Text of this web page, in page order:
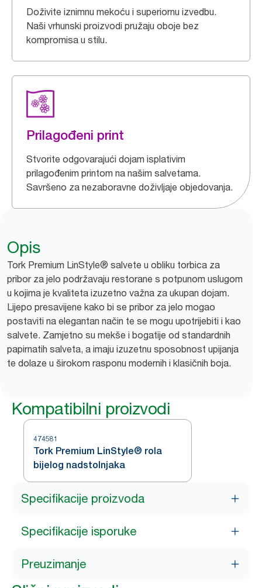
Doživite iznimnu mekoću i superiornu izvedbu.
Naši vrhunski proizvodi pružaju oboje bez
kompromisa u stilu.
Prilagođeni print
Stvorite odgovarajući dojam isplativim
prilagođenim printom na našim salvetama.
Savršeno za nezaboravne doživljaje objedovanja.
Opis
Tork Premium LinStyle® salvete u obliku torbica za
pribor za jelo podržavaju restorane s potpunom uslugom
u kojima je kvaliteta izuzetno važna za ukupan dojam.
Lijepo presavijene kako bi se pribor za jelo mogao
postaviti na elegantan način te se mogu upotrijebiti i kao
salvete. Zamjetno su mekše i bogatije od standardnih
papirnatih salveta, a imaju izuzetnu sposobnost upijanja
te dolaze u širokom rasponu modernih i klasičnih boja.
Kompatibilni proizvodi
474581
Tork Premium LinStyle® rola
bijelog nadstolnjaka
Specifikacije proizvoda
Specifikacije isporuke
Preuzimanje